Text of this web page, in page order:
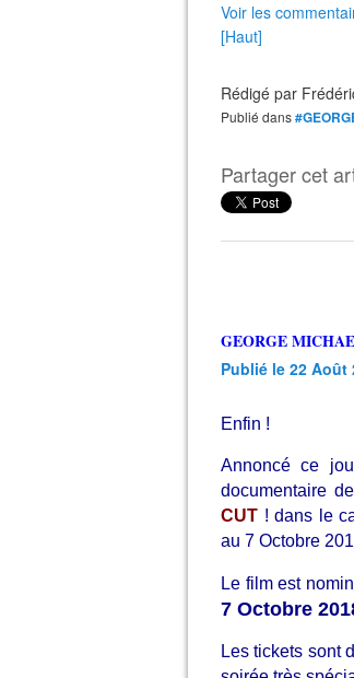
Voir les
[Haut]
Rédigé par
Publié dans
Partager cet
GEORGE
Publié le 22 Août
Enfin !
Annoncé ce
documentaire
CUT ! dans le
au 7 Octobre
Le film est
7 Octobre
Les tickets sont